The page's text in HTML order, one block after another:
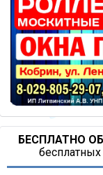
БЕСПЛАТНО